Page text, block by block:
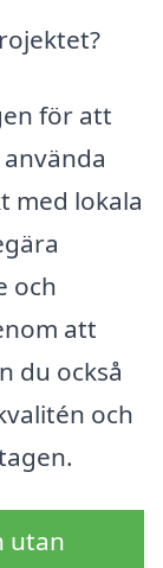
för att
med lokala
och
att
du också
och
utan